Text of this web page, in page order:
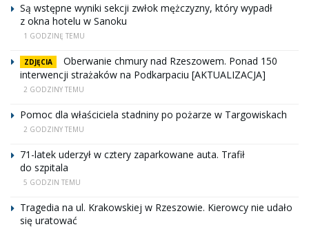
Są wstępne wyniki sekcji zwłok mężczyzny, który wypadł
z okna hotelu w Sanoku
1 GODZINĘ TEMU
ZDJĘCIA
Oberwanie chmury nad Rzeszowem. Ponad 150
interwencji strażaków na Podkarpaciu [AKTUALIZACJA]
2 GODZINY TEMU
Pomoc dla właściciela stadniny po pożarze w Targowiskach
2 GODZINY TEMU
71-latek uderzył w cztery zaparkowane auta. Trafił
do szpitala
5 GODZIN TEMU
Tragedia na ul. Krakowskiej w Rzeszowie. Kierowcy nie udało
się uratować